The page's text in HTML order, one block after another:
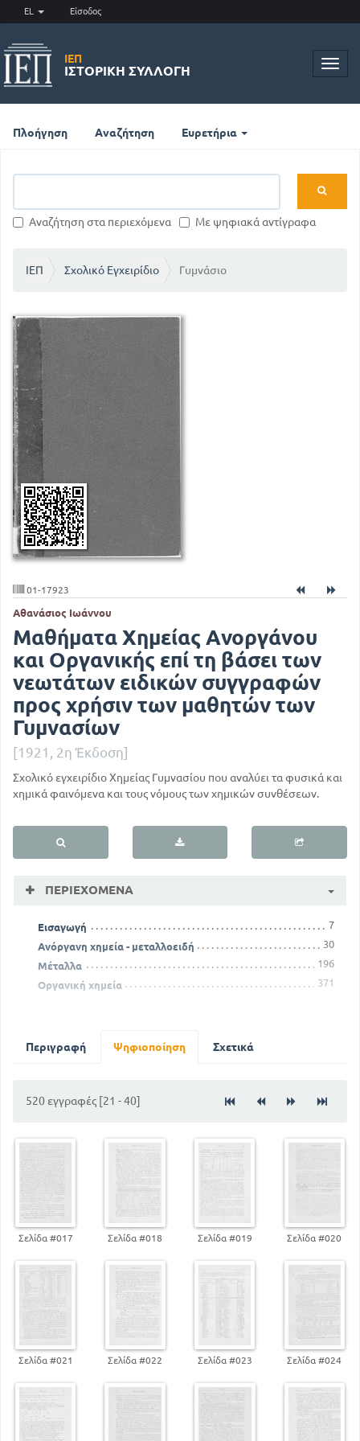
EL Είσοδος
ΙΕΠ
ΙΣΤΟΡΙΚΉ ΣΥΛΛΟΓΉ
Πλοήγηση Αναζήτηση Ευρετήρια
Αναζήτηση στα περιεχόμενα Με ψηφιακά αντίγραφα
ΙΕΠ Σχολικό Εγχειρίδιο Γυμνάσιο
01-17923
Αθανάσιος Ιωάννου
Μαθήματα Χημείας Ανοργάνου
και Οργανικής επί τη βάσει των
νεωτάτων ειδικών συγγραφών
προς χρήσιν των μαθητών των
Γυμνασίων
[1921, 2η Έκδοση]
Σχολικό εγχειρίδιο Χημείας Γυμνασίου που αναλύει τα φυσικά και
χημικά φαινόμενα και τους νόμους των χημικών συνθέσεων.
ΠΕΡΙΕΧΌΜΕΝΑ
Εισαγωγή
7
Ανόργανη χημεία - μεταλλοειδή
30
Μέταλλα
196
Οργανική χημεία
371
Περιγραφή Ψηφιοποίηση Σχετικά
520 εγγραφές [21 - 40]
Σελίδα #017 Σελίδα #018 Σελίδα #019 Σελίδα #020
Σελίδα #021 Σελίδα #022 Σελίδα #023 Σελίδα #024